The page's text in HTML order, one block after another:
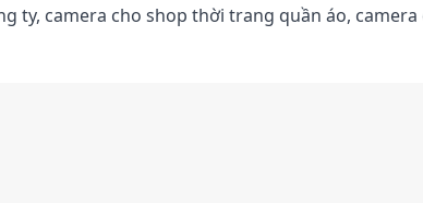
ty, camera cho shop thời trang quần áo, camera